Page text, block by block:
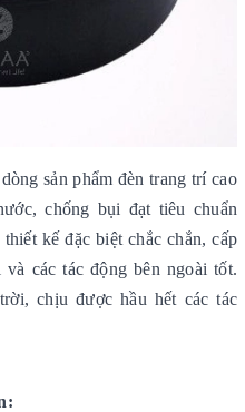
sản phẩm đèn trang trí cao
chống bụi đạt tiêu chuẩn
kế đặc biệt chắc chắn, cấp
các tác động bên ngoài tốt.
chịu được hầu hết các tác